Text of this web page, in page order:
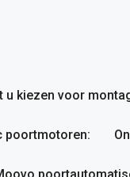
kiezen voor
poortmotoren: